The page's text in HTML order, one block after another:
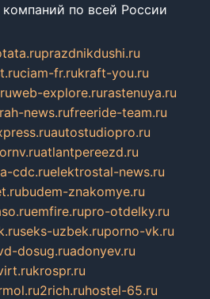
компаний по всей России
prazdnikdushi.ru
ciam-fr.rukraft-you.ru
web-explore.rurastenuya.ru
news.rufreeride-team.ru
autostudiopro.ru
atlantpereezd.ru
a-cdc.ruelektrostal-news.ru
budem-znakomye.ru
emfire.rupro-otdelky.ru
seks-uzbek.ruporno-vk.ru
dosug.ruadonyev.ru
krospr.ru
2rich.ruhostel-65.ru